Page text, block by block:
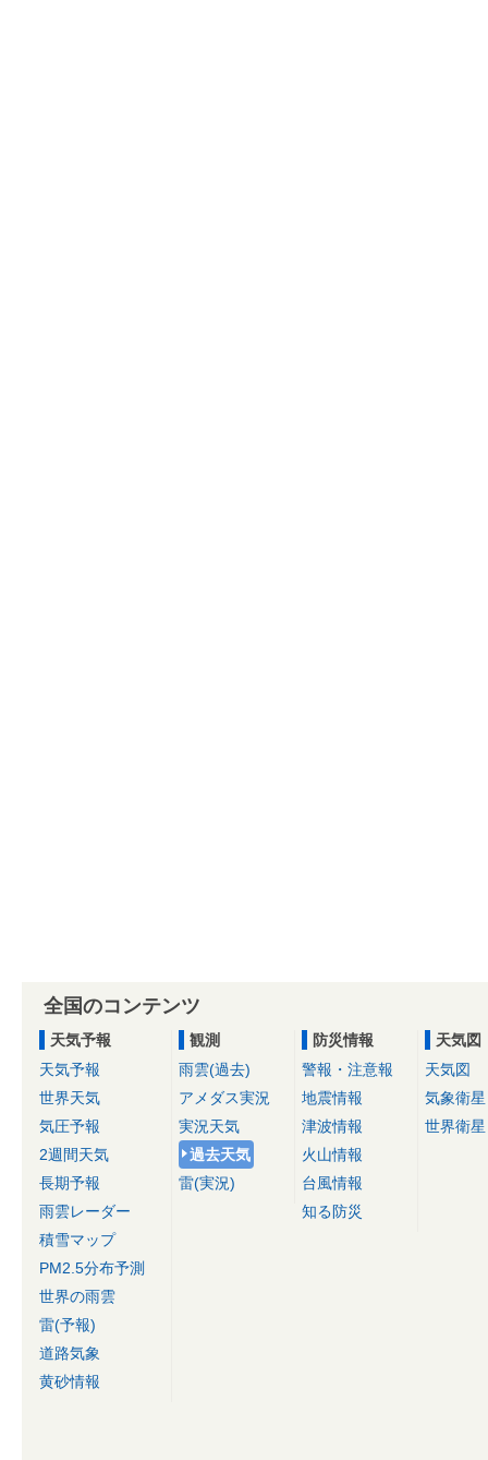
全国のコンテンツ
天気予報
天気予報
世界天気
気圧予報
2週間天気
長期予報
雨雲レーダー
積雪マップ
PM2.5分布予測
世界の雨雲
雷(予報)
道路気象
黄砂情報
観測
雨雲(過去)
アメダス実況
実況天気
過去天気
雷(実況)
防災情報
警報・注意報
地震情報
津波情報
火山情報
台風情報
知る防災
天気図
天気図
気象衛星
世界衛星